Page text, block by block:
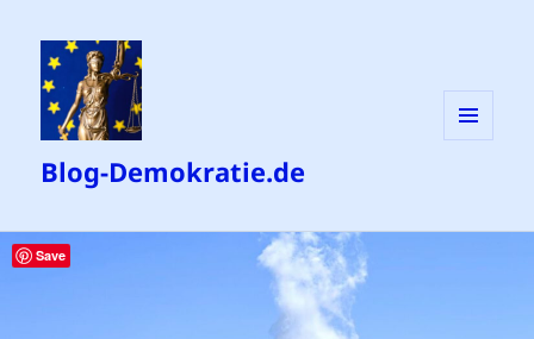
Blog-Demokratie.de
Save